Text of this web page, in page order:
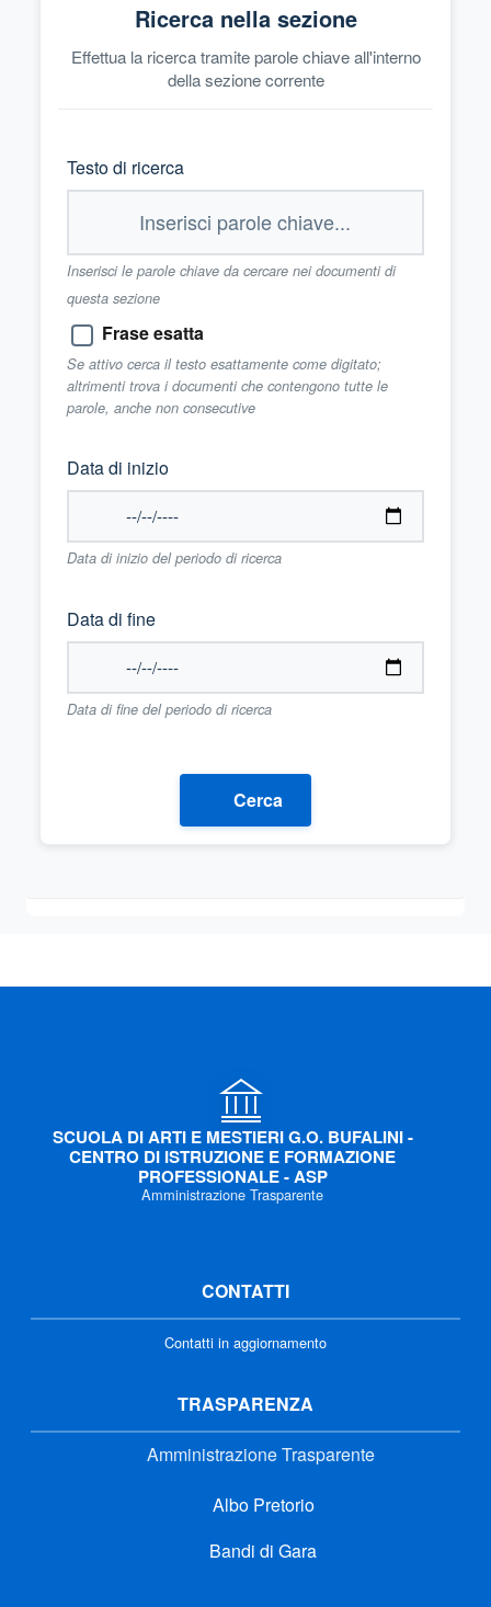
Ricerca nella sezione
Effettua la ricerca tramite parole chiave all'interno
della sezione corrente
Testo di ricerca
Inserisci le parole chiave da cercare nei documenti di
questa sezione
Frase esatta
Se attivo cerca il testo esattamente come digitato;
altrimenti trova i documenti che contengono tutte le
parole, anche non consecutive
Data di inizio
Data di inizio del periodo di ricerca
Data di fine
Data di fine del periodo di ricerca
Cerca
SCUOLA DI ARTI E MESTIERI G.O. BUFALINI -
CENTRO DI ISTRUZIONE E FORMAZIONE
PROFESSIONALE - ASP
Amministrazione Trasparente
CONTATTI
Contatti in aggiornamento
TRASPARENZA
Amministrazione Trasparente
Albo Pretorio
Bandi di Gara